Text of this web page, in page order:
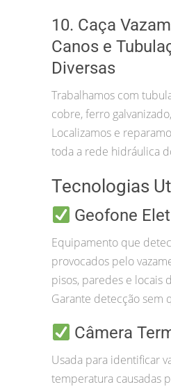
10. Caça
Canos e
Diversas
Trabalhamos com
cobre, ferro
Localizamos e
toda a rede hidráulica
Tecnologias
Geofone
Equipamento que
provocados pelo
pisos, paredes e locais
Garante detecção sem
Câmera
Usada para identificar
temperatura causadas